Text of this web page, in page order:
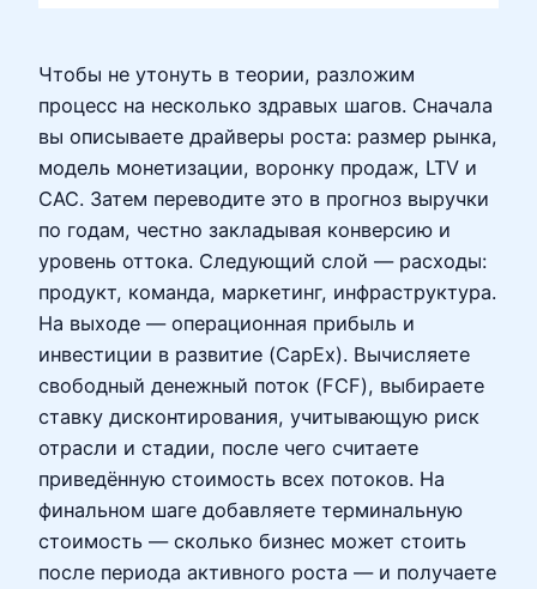
Чтобы не утонуть в теории, разложим
процесс на несколько здравых шагов. Сначала
вы описываете драйверы роста: размер рынка,
модель монетизации, воронку продаж, LTV и
CAC. Затем переводите это в прогноз выручки
по годам, честно закладывая конверсию и
уровень оттока. Следующий слой — расходы:
продукт, команда, маркетинг, инфраструктура.
На выходе — операционная прибыль и
инвестиции в развитие (CapEx). Вычисляете
свободный денежный поток (FCF), выбираете
ставку дисконтирования, учитывающую риск
отрасли и стадии, после чего считаете
приведённую стоимость всех потоков. На
финальном шаге добавляете терминальную
стоимость — сколько бизнес может стоить
после периода активного роста — и получаете